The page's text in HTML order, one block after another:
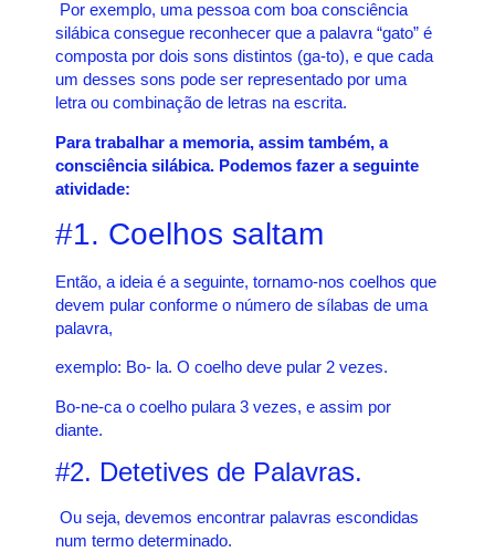
Por exemplo, uma pessoa com boa consciência
silábica consegue reconhecer que a palavra “gato” é
composta por dois sons distintos (ga-to), e que cada
um desses sons pode ser representado por uma
letra ou combinação de letras na escrita.
Para trabalhar a memoria, assim também, a
consciência silábica. Podemos fazer a seguinte
atividade:
#1. Coelhos saltam
Então, a ideia é a seguinte, tornamo-nos coelhos que
devem pular conforme o número de sílabas de uma
palavra,
exemplo: Bo- la. O coelho deve pular 2 vezes.
Bo-ne-ca o coelho pulara 3 vezes, e assim por
diante.
#2. Detetives de Palavras.
Ou seja, devemos encontrar palavras escondidas
num termo determinado.